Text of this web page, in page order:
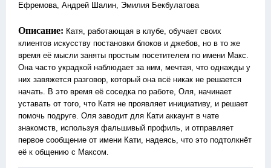
Ефремова, Андрей Шалин, Эмилия Бекбулатова
Описание: Катя, работающая в клубе, обучает своих
клиентов искусству постановки блоков и джебов, но в то же
время её мысли заняты простым посетителем по имени Макс.
Она часто украдкой наблюдает за ним, мечтая, что однажды у
них завяжется разговор, который она всё никак не решается
начать. В это время её соседка по работе, Оля, начинает
уставать от того, что Катя не проявляет инициативу, и решает
помочь подруге. Оля заводит для Кати аккаунт в чате
знакомств, используя фальшивый профиль, и отправляет
первое сообщение от имени Кати, надеясь, что это подтолкнёт
её к общению с Максом.